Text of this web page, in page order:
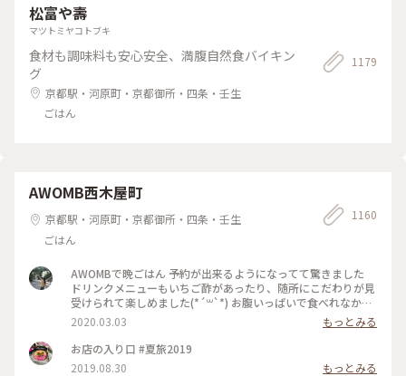
松富や壽
マツトミヤコトブキ
食材も調味料も安心安全、満腹自然食バイキン
グ
京都駅・河原町・京都御所・四条・壬生
ごはん
1179
AWOMB西木屋町
京都駅・河原町・京都御所・四条・壬生
ごはん
1160
AWOMBで晩ごはん 予約が出来るようになってて驚きました
ドリンクメニューもいちご酢があったり、随所にこだわりが見
受けられて楽しめました(*´꒳`*) お腹いっぱいで食べれなかっ
たデザートは次のお楽しみですー♡ #春の訪れ #女子旅 #いち
ご #手織り寿司
2020.03.03
もっとみる
お店の入り口 #夏旅2019
2019.08.30
もっとみる